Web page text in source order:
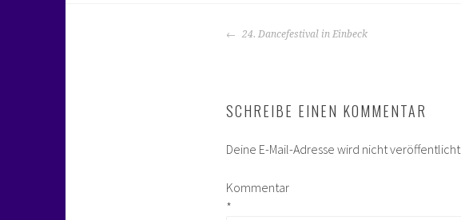
BEITRAGS-
24. Dancefestival in Einbeck
SCHREIBE EINEN KOMMENTAR
Deine E-Mail-Adresse wird nicht veröffentlicht.
Kommentar
*